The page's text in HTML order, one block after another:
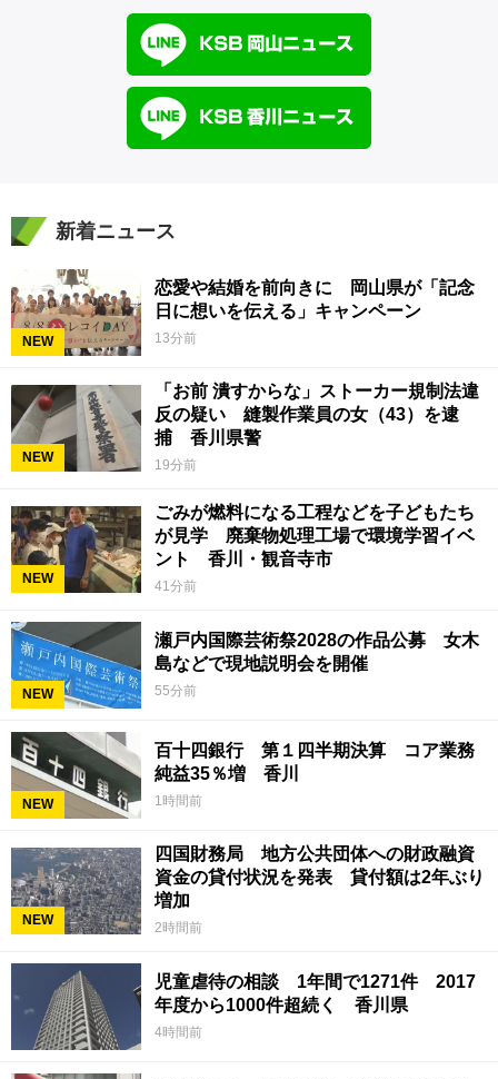
新着ニュース
NEW
恋愛や結婚を前向きに 岡山県が「記念
日に想いを伝える」キャンペーン
13分前
NEW
「お前 潰すからな」ストーカー規制法違
反の疑い 縫製作業員の女（43）を逮
捕 香川県警
19分前
NEW
ごみが燃料になる工程などを子どもたち
が見学 廃棄物処理工場で環境学習イベ
ント 香川・観音寺市
41分前
NEW
瀬戸内国際芸術祭2028の作品公募 女木
島などで現地説明会を開催
55分前
NEW
百十四銀行 第１四半期決算 コア業務
純益35％増 香川
1時間前
NEW
四国財務局 地方公共団体への財政融資
資金の貸付状況を発表 貸付額は2年ぶり
増加
2時間前
児童虐待の相談 1年間で1271件 2017
年度から1000件超続く 香川県
4時間前